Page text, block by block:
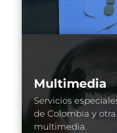
Multimedia
Servicios
de Colombia y
multimedia.